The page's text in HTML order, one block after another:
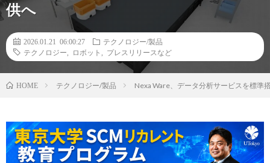
供へ
2026.01.21 06:00:27
テクノロジー/製品
テクノロジー
ロボット プレスリリースなど
HOME テクノロジー/製品 Nexa Ware、データ分析サービスを標準